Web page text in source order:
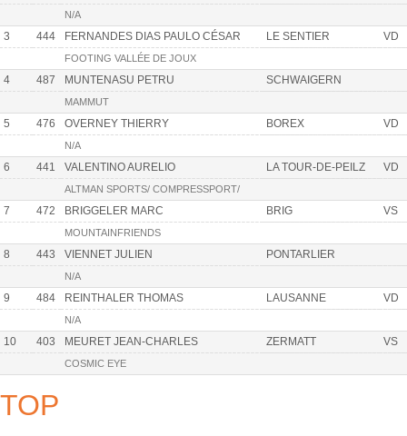
N/A
3 444 FERNANDES DIAS PAULO CÉSAR LE SENTIER VD
FOOTING VALLÉE DE JOUX
4 487 MUNTENASU PETRU SCHWAIGERN
MAMMUT
5 476 OVERNEY THIERRY BOREX VD
N/A
6 441 VALENTINO AURELIO LA TOUR-DE-PEILZ VD
ALTMAN SPORTS/ COMPRESSPORT/
7 472 BRIGGELER MARC BRIG VS
MOUNTAINFRIENDS
8 443 VIENNET JULIEN PONTARLIER
N/A
9 484 REINTHALER THOMAS LAUSANNE VD
N/A
10 403 MEURET JEAN-CHARLES ZERMATT VS
COSMIC EYE
TOP